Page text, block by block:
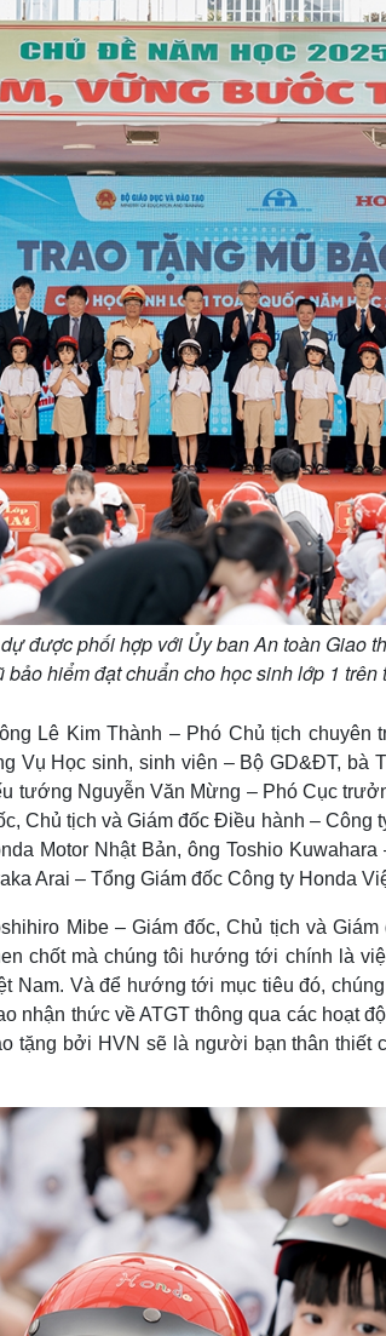
được phối hợp với Ủy ban An toàn Giao
bảo hiểm đạt chuẩn cho học sinh lớp 1
Lê Kim Thành – Phó Chủ tịch chuyên
Vụ Học sinh, sinh viên – Bộ GD&ĐT, bà
tướng Nguyễn Văn Mừng – Phó Cục
Chủ tịch và Giám đốc Điều hành – Công
Motor Nhật Bản, ông Toshio
Arai – Tổng Giám đốc Công ty Honda
Mibe – Giám đốc, Chủ tịch và
chốt mà chúng tôi hướng tới chính là
Nam. Và để hướng tới mục tiêu đó,
nhận thức về ATGT thông qua các hoạt
tặng bởi HVN sẽ là người bạn thân thiết